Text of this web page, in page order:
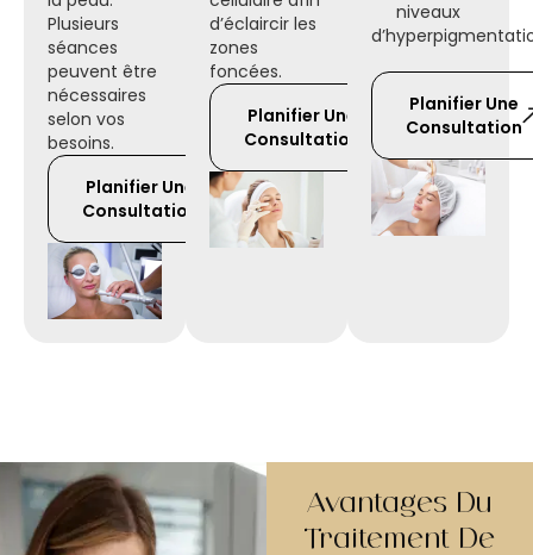
Plusieurs
séances
peuvent être
nécessaires
selon vos
besoins.
Planifier Une
Consultation
d’éclaircir les
zones
foncées.
Planifier Une
Consultation
niveaux
Planifier Une
Consultation
Avantages Du
Traitement De